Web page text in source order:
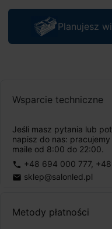
Planujesz
Wsparcie techniczne
Jeśli masz pytania lub
napisz do nas:
maile od 8:00 do 22:00.
phone +48 694 000 777,
email sklep@salonled.pl
Metody płatności